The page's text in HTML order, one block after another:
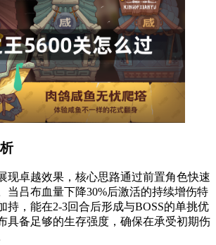
现卓越效果，核心思路通过前置角色快速
当吕布血量下降30%后激活的持续增伤特
持，能在2-3回合后形成与BOSS的单挑优
具备足够的生存强度，确保在承受初期伤